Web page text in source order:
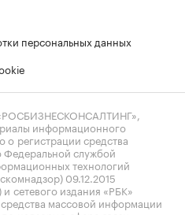
персональных данных
информационного
о регистрации средства
службой
технологий
09.12.2015
издания «РБК»
массовой информации